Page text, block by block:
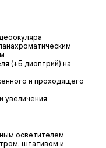
(±5 диоптрий) на
и проходящего
увеличения
осветителем
штативом и